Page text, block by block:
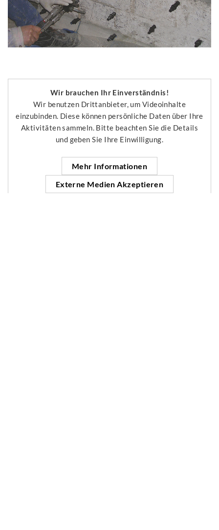
Wir brauchen Ihr Einverständnis!
Wir benutzen Drittanbieter, um Videoinhalte
einzubinden. Diese können persönliche Daten über Ihre
Aktivitäten sammeln. Bitte beachten Sie die Details
und geben Sie Ihre Einwilligung.
Mehr Informationen
Externe Medien Akzeptieren